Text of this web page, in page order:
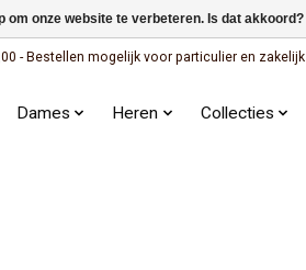
- Bestellen mogelijk voor particulier en zakelijk
Dames Heren Collecties
om onze website te verbeteren. Is dat akkoord?